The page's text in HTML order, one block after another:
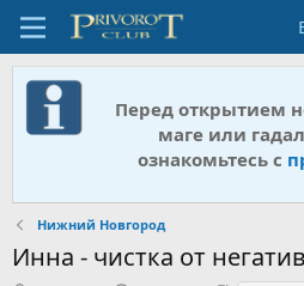
Перед открытием
маге или
ознакомьтесь с
Нижний Новгород
Инна - чистка от